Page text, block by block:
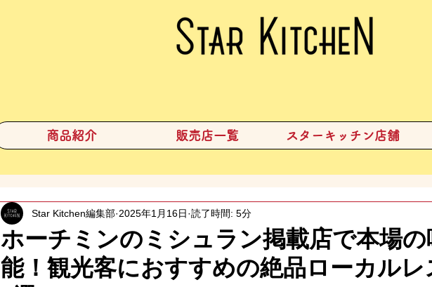
商品紹介 販売店一覧 スターキッチン店舗
ホーチミンのミシュラン掲載店で本場
能！観光客におすすめの絶品ローカル
Star Kitchen編集部 2025年1月16日 読了時間: 5分